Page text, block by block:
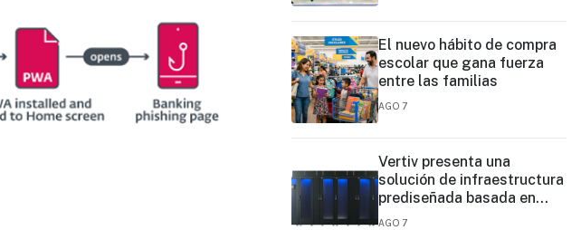
El nuevo hábito de compra
escolar que gana fuerza
entre las familias
AGO 7
Vertiv presenta una
solución de infraestructura
prediseñada basada en
filas para agilizar las
AGO 7